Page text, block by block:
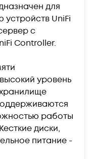
для
устройств UniFi
с
Controller.
уровень
работы
диски,
питание -